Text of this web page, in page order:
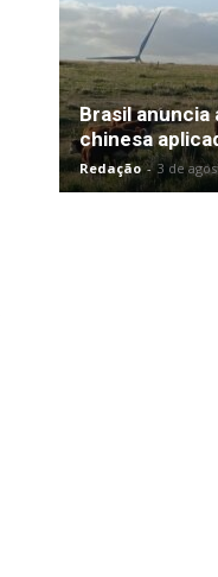
Brasil
chinesa
Redação - 3 de